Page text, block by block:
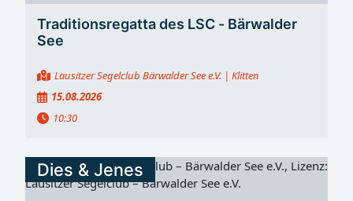
Traditionsregatta des LSC - Bärwalder
See
Lausitzer Segelclub Bärwalder See e.V. | Klitten
15.08.2026
10:30
Dies & Jenes